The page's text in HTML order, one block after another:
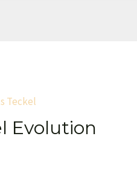
Teckel
Evolution